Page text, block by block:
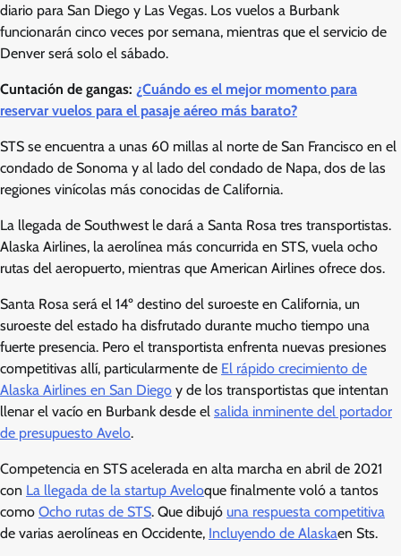
diario para San Diego y Las Vegas. Los vuelos a Burbank
funcionarán cinco veces por semana, mientras que el servicio de
Denver será solo el sábado.
Cuntación de gangas: ¿Cuándo es el mejor momento para
reservar vuelos para el pasaje aéreo más barato?
STS se encuentra a unas 60 millas al norte de San Francisco en el
condado de Sonoma y al lado del condado de Napa, dos de las
regiones vinícolas más conocidas de California.
La llegada de Southwest le dará a Santa Rosa tres transportistas.
Alaska Airlines, la aerolínea más concurrida en STS, vuela ocho
rutas del aeropuerto, mientras que American Airlines ofrece dos.
Santa Rosa será el 14º destino del suroeste en California, un
suroeste del estado ha disfrutado durante mucho tiempo una
fuerte presencia. Pero el transportista enfrenta nuevas presiones
competitivas allí, particularmente de El rápido crecimiento de
Alaska Airlines en San Diego y de los transportistas que intentan
llenar el vacío en Burbank desde el salida inminente del portador
de presupuesto Avelo.
Competencia en STS acelerada en alta marcha en abril de 2021
con La llegada de la startup Aveloque finalmente voló a tantos
como Ocho rutas de STS. Que dibujó una respuesta competitiva
de varias aerolíneas en Occidente, Incluyendo de Alaskaen Sts.